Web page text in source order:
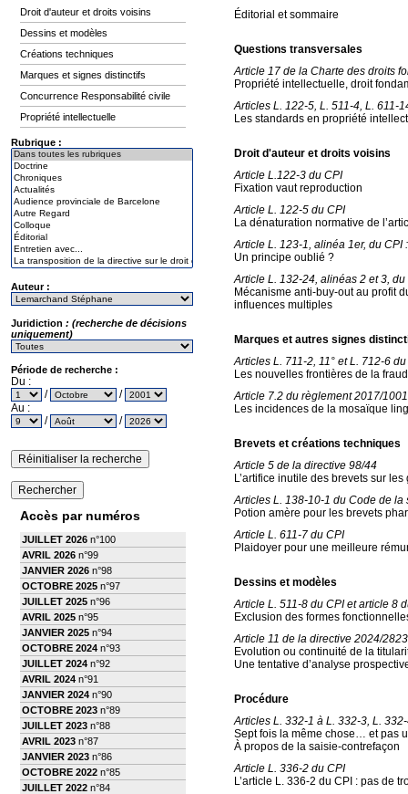
Droit d'auteur et droits voisins
Dessins et modèles
Créations techniques
Marques et signes distinctifs
Concurrence Responsabilité civile
Propriété intellectuelle
Rubrique :
Auteur :
Juridiction : (recherche de décisions
uniquement)
Période de recherche :
Du :
/
/
Au :
/
/
Accès par numéros
JUILLET 2026 n°100
AVRIL 2026 n°99
JANVIER 2026 n°98
OCTOBRE 2025 n°97
JUILLET 2025 n°96
AVRIL 2025 n°95
JANVIER 2025 n°94
OCTOBRE 2024 n°93
JUILLET 2024 n°92
AVRIL 2024 n°91
JANVIER 2024 n°90
OCTOBRE 2023 n°89
JUILLET 2023 n°88
AVRIL 2023 n°87
JANVIER 2023 n°86
OCTOBRE 2022 n°85
JUILLET 2022 n°84
Éditorial et sommaire
Questions transversales
Article 17 de la Charte des droits
Propriété intellectuelle, droit
Articles L. 122-5, L. 511-4, L. 611-
Les standards en propriété
Droit d'auteur et droits voisins
Article L.122-3 du CPI
Fixation vaut reproduction
Article L. 122-5 du CPI
La dénaturation normative de
Article L. 123-1, alinéa 1er, du CPI :
Un principe oublié ?
Article L. 132-24, alinéas 2 et 3, du
Mécanisme anti-buy-out au profit
influences multiples
Marques et autres signes
Articles L. 711-2, 11° et L. 712-6
Les nouvelles frontières de la
Article 7.2 du règlement 2017/
Les incidences de la mosaïque
Brevets et créations techniques
Article 5 de la directive 98/44
L’artifice inutile des brevets sur
Articles L. 138-10-1 du Code de
Potion amère pour les brevets
Article L. 611-7 du CPI
Plaidoyer pour une meilleure
Dessins et modèles
Article L. 511-8 du CPI et article 8
Exclusion des formes
Article 11 de la directive 2024/2823
Evolution ou continuité de la
Une tentative d’analyse
Procédure
Articles L. 332-1 à L. 332-3, L.
Sept fois la même chose… et pas
À propos de la saisie-contrefaçon
Article L. 336-2 du CPI
L’article L. 336-2 du CPI : pas de